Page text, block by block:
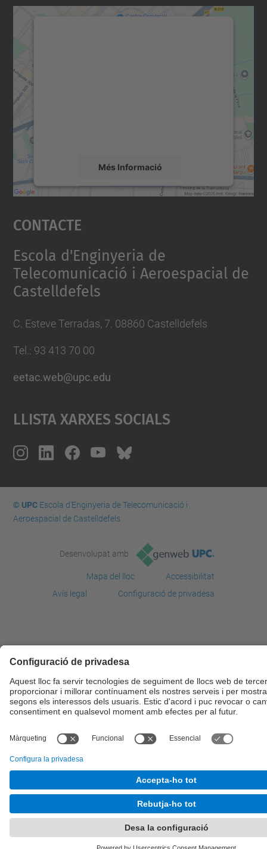
Més Informació
Accepta
powered by
Contacte
Escola d'Enginyeria de
Telecomunicació i Aeroespacial de
Castelldefels
C. Esteve Terradas, 7. 08860 Castelldefels
Tel.: 93 413 70 00
eetac.web@upc.edu
Llista Xarxes Socials
© UPCEscola d'Enginyeria de Telecomunicació i
Aeroespacial de Castelldefels
Desenvolupat amb
Mapa del lloc
Accessibilitat
Avís legal
Configuració de privadesa